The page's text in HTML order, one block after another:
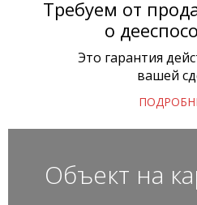
Требуем от
о
Это гарантия
вашей
Объект на